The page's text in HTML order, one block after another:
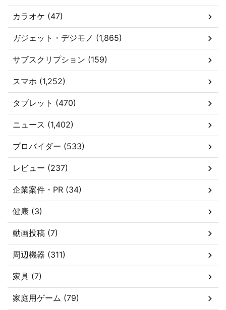
カラオケ (47)
ガジェット・デジモノ (1,865)
サブスクリプション (159)
スマホ (1,252)
タブレット (470)
ニュース (1,402)
プロバイダー (533)
レビュー (237)
企業案件・PR (34)
健康 (3)
動画投稿 (7)
周辺機器 (311)
家具 (7)
家庭用ゲーム (79)